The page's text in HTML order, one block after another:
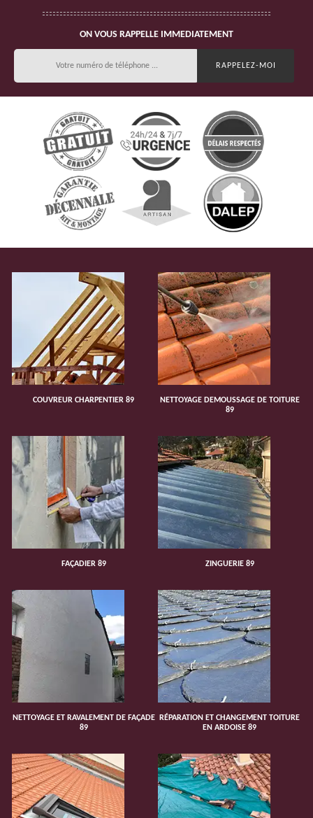
ON VOUS RAPPELLE IMMEDIATEMENT
COUVREUR CHARPENTIER 89
NETTOYAGE DEMOUSSAGE DE TOITURE
89
FAÇADIER 89 ZINGUERIE 89
NETTOYAGE ET RAVALEMENT DE FAÇADE
89
RÉPARATION ET CHANGEMENT TOITURE
EN ARDOISE 89